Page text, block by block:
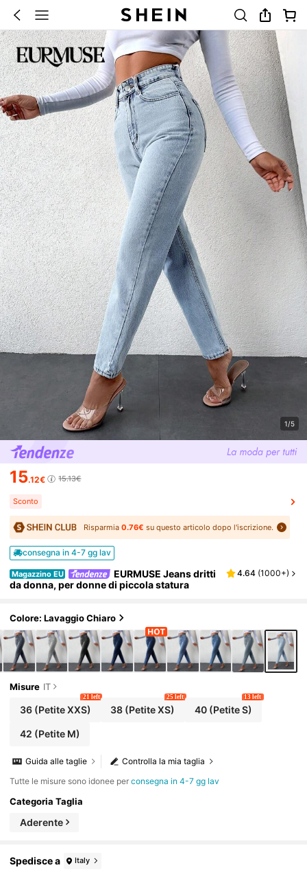
1/5
15.12€ 15.13€
Sconto
Risparmia0.76€ su questo articolo dopo l'iscrizione.
consegna in 4-7 gg lav
Magazzino EU
EURMUSE Jeans dritti
da donna, per donne di piccola statura
4.64 (1000+)
Colore: Lavaggio Chiaro
Misure IT
36(Petite XXS)
21 left
38 (Petite XS)
25 left
40(Petite S)
13 left
42 (Petite M)
Controlla la mia taglia
Guida alle taglie
Tutte le misure sono idonee perconsegna in 4-7 gg lav
Categoria Taglia
Aderente
Spedisce a Italy